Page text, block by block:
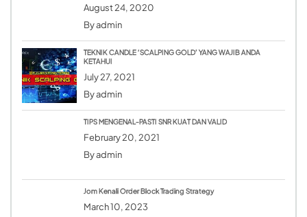
August 24, 2020
Byadmin
TEKNIK CANDLE ‘SCALPING GOLD’ YANG WAJIB ANDA
KETAHUI
July 27, 2021
Byadmin
TIPS MENGENAL-PASTI SNR KUAT DAN VALID
February 20, 2021
Byadmin
Jom Kenali Order Block Trading Strategy
March 10, 2023